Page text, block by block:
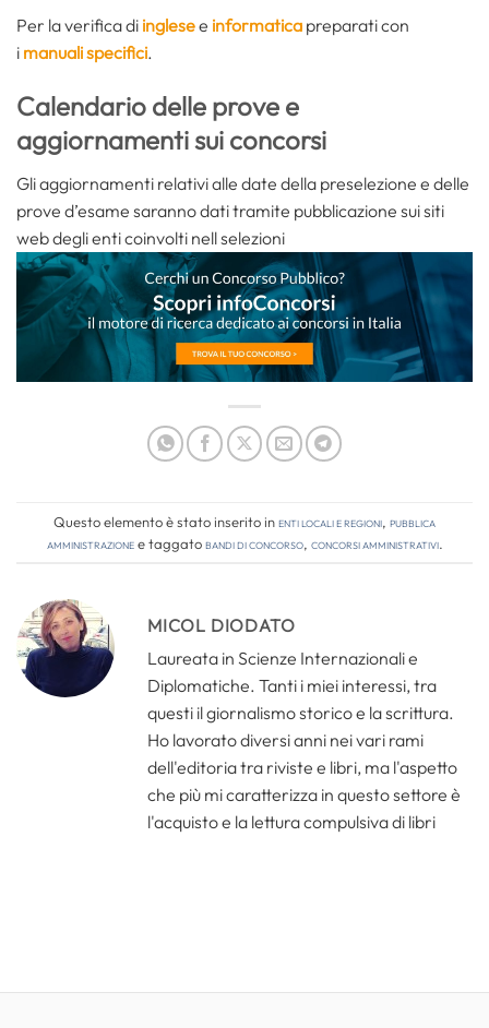
Per la verifica di inglesee informatica preparati con
i manuali specifici.
Calendario delle prove e
aggiornamenti sui concorsi
Gli aggiornamenti relativi alle date della preselezione e delle
prove d’esame saranno dati tramite pubblicazione sui siti
web degli enti coinvolti nell selezioni
Questo elemento è stato inserito inEnti locali e regioni, Pubblica
amministrazionee taggatobandi di concorso, concorsi amministrativi.
MICOL DIODATO
Laureata in Scienze Internazionali e
Diplomatiche. Tanti i miei interessi, tra
questi il giornalismo storico e la scrittura.
Ho lavorato diversi anni nei vari rami
dell'editoria tra riviste e libri, ma l'aspetto
che più mi caratterizza in questo settore è
l'acquisto e la lettura compulsiva di libri